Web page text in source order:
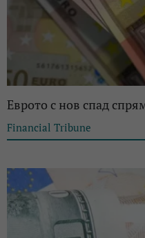
Еврото с нов спад
Financial Tribune